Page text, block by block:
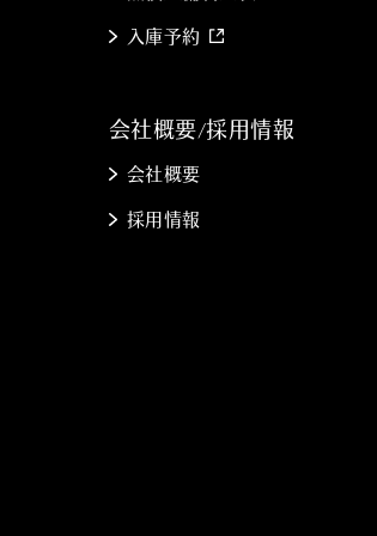
入庫予約
会社概要/採用情報
会社概要
採用情報